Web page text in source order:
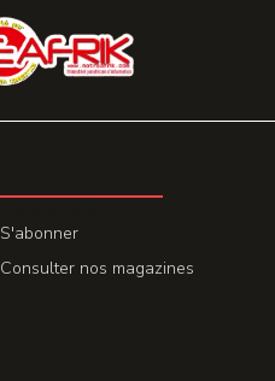
S'abonner
Consulter nos magazines